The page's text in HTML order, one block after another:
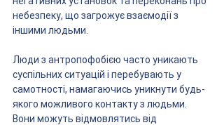
небезпеку, що загрожує взаємодії з
іншими людьми.
Люди з антропофобією часто уникають
суспільних ситуацій і перебувають у
самотності, намагаючись уникнути будь-
якого можливого контакту з людьми.
Вони можуть відмовлятись від